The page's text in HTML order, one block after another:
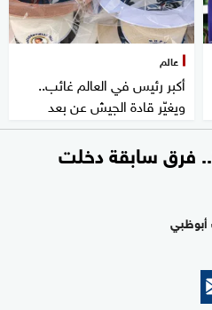
عالم
أكبر رئيس في العالم غائب..
ويغيّر قادة الجيش عن بعد
فوز بايرن ميونيخ 10-0.. فرق سابقة دخلت